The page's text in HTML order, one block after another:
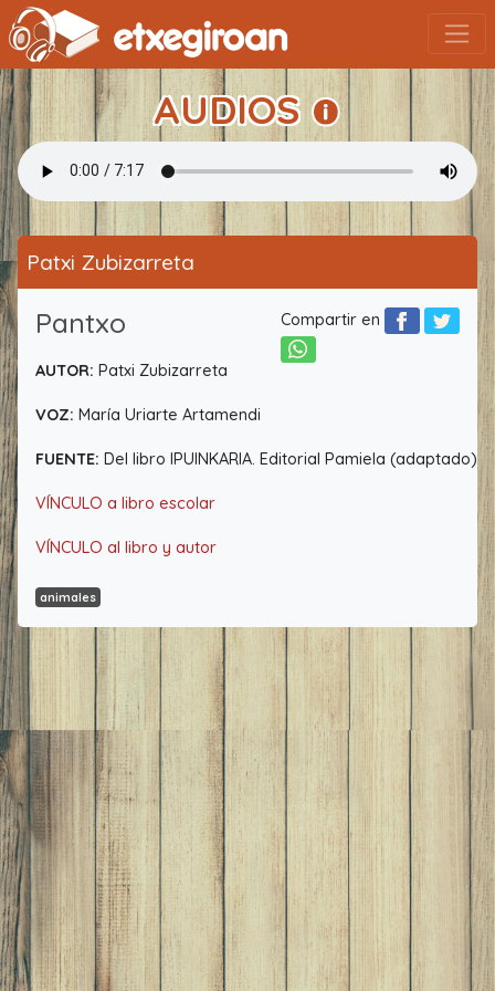
AUDIOS
Patxi Zubizarreta
Compartir en
Pantxo
AUTOR: Patxi Zubizarreta
VOZ: María Uriarte Artamendi
FUENTE: Del libro IPUINKARIA. Editorial Pamiela (adaptado)
VÍNCULO a libro escolar
VÍNCULO al libro y autor
animales